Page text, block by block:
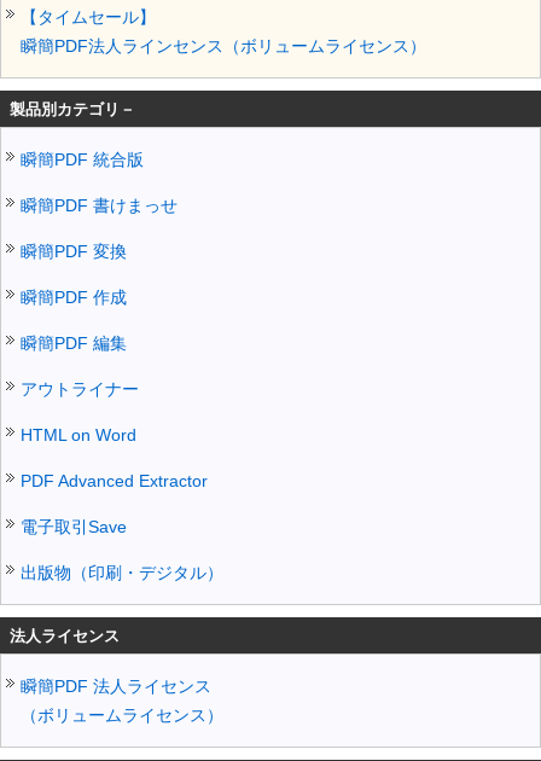
【タイムセール】
瞬簡PDF法人ラインセンス（ボリュームライセンス）
製品別カテゴリ－
瞬簡PDF 統合版
瞬簡PDF 書けまっせ
瞬簡PDF 変換
瞬簡PDF 作成
瞬簡PDF 編集
アウトライナー
HTML on Word
PDF Advanced Extractor
電子取引Save
出版物（印刷・デジタル）
法人ライセンス
瞬簡PDF 法人ライセンス
（ボリュームライセンス）